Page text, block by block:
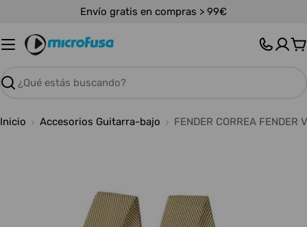
contenido
Envío gratis en compras > 99€
Buscar
Inicio Accesorios Guitarra-bajo FENDER CORREA FENDER